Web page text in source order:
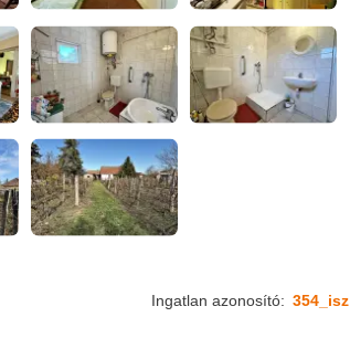
Ingatlan azonosító: 354_isz